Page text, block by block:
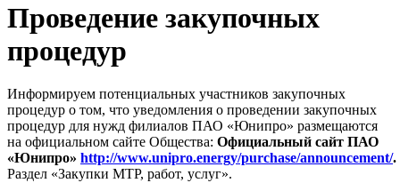
Проведение закупочных
процедур
Информируем потенциальных участников закупочных
процедур о том, что уведомления о проведении закупочных
процедур для нужд филиалов ПАО «Юнипро» размещаются
на официальном сайте Общества: Официальный сайт ПАО
«Юнипро» http://www.unipro.energy/purchase/announcement/.
Раздел «Закупки МТР, работ, услуг».